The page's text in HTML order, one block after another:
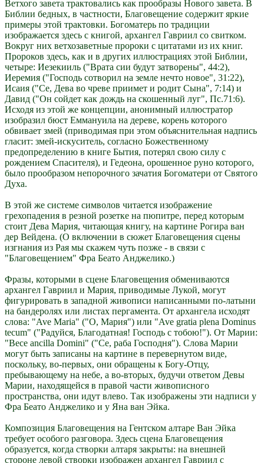
Ветхого завета трактовались как прообразы Нового завета. В
Библии бедных, в частности, Благовещение содержит яркие
примеры этой трактовки. Богоматерь по традиции
изображается здесь с книгой, архангел Гавриил со свитком.
Вокруг них ветхозаветные пророки с цитатами из их книг.
Пророков здесь, как и в других иллюстрациях этой Библии,
четыре: Иезекииль ("Врата сии будут затворены", 44:2),
Иеремия ("Господь сотворил на земле нечто новое", 31:22),
Исаия ("Се, Дева во чреве приимет и родит Сына", 7:14) и
Давид ("Он сойдет как дождь на скошенный луг", Пс.71:6).
Исходя из этой же концепции, анонимный иллюстратор
изобразил бюст Еммануила на дереве, корень которого
обвивает змей (приводимая при этом объяснительная надпись
гласит: змей-искуситель, согласно Божественному
предопределению в книге Бытия, потерял свою силу с
рождением Спасителя), и Гедеона, орошенное руно которого,
было прообразом непорочного зачатия Богоматери от Святого
Духа.
В этой же системе символов читается изображение
грехопадения в резной розетке на пюпитре, перед которым
стоит Дева Мария, читающая книгу, на картине Рогира ван
дер Вейдена. (О включении в сюжет Благовещения сцены
изгнания из Рая мы скажем чуть позже - в связи с
"Благовещением" Фра Беато Анджелико.)
Фразы, которыми в сцене Благовещения обмениваются
архангел Гавриил и Мария, приводимые Лукой, могут
фигурировать в западной живописи написанными по-латыни
на бандеролях или листах пергамента. От архангела исходят
слова: "Ave Maria" ("О, Мария") или "Ave gratia plena Dominus
tecum" ("Радуйся, Благодатная! Господь с тобою!"). От Марии:
"Весе ancilla Domini" ("Се, раба Господня"). Слова Марии
могут быть записаны на картине в перевернутом виде,
поскольку, во-первых, они обращены к Богу-Отцу,
пребывающему на небе, а во-вторых, будучи ответом Девы
Марии, находящейся в правой части живописного
пространства, они идут влево. Так изображены эти надписи у
Фра Беато Анджелико и у Яна ван Эйка.
Композиция Благовещения на Гентском алтаре Ван Эйка
требует особого разговора. Здесь сцена Благовещения
образуется, когда створки алтаря закрыты: на внешней
стороне левой створки изображен архангел Гавриил с